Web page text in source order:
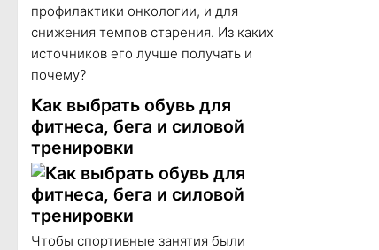
профилактики онкологии, и для
снижения темпов старения. Из каких
источников его лучше получать и
почему?
Как выбрать обувь для
фитнеса, бега и силовой
тренировки
Чтобы спортивные занятия были